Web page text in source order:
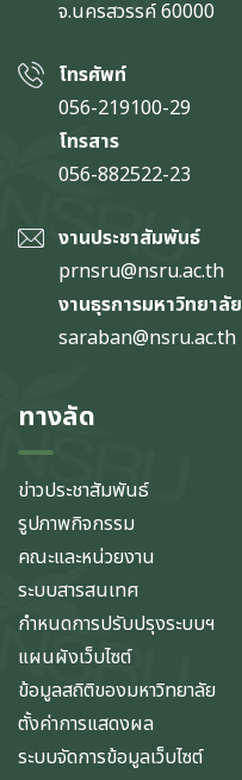
จ.นครสวรรค์60000
โทรศัพท์
056-219100-29
โทรสาร
056-882522-23
งานประชาสัมพันธ์
prnsru@nsru.ac.th
งานธุรการมหาวิทยาลัย
saraban@nsru.ac.th
ทางลัด
ข่าวประชาสัมพันธ์
รูปภาพกิจกรรม
คณะและหน่วยงาน
ระบบสารสนเทศ
กำหนดการปรับปรุงระบบฯ
แผนผังเว็บไซต์
ข้อมูลสถิติของมหาวิทยาลัย
ตั้งค่าการแสดงผล
ระบบจัดการข้อมูลเว็บไซต์